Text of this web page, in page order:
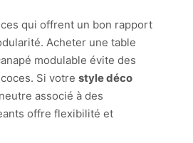
qui offrent un bon rapport
Acheter une table
modulable évite des
Si votre style déco
associé à des
offre flexibilité et